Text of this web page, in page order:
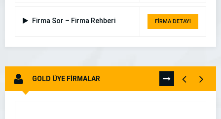
Firma Sor – Firma Rehberi FİRMA DETAYI
GOLD ÜYE FİRMALAR TÜMÜNÜ
GÖR